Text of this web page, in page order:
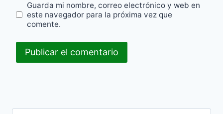
Guarda mi nombre, correo electrónico y web en
este navegador para la próxima vez que
comente.